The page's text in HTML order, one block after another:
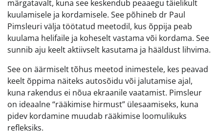
märgatavalt, kuna see keskendub peaaegu täielikult
kuulamisele ja kordamisele. See põhineb dr Paul
Pimsleuri välja töötatud meetodil, kus õppija peab
kuulama helifaile ja koheselt vastama või kordama. See
sunnib aju keelt aktiivselt kasutama ja hääldust lihvima.
See on äärmiselt tõhus meetod inimestele, kes peavad
keelt õppima näiteks autosõidu või jalutamise ajal,
kuna rakendus ei nõua ekraanile vaatamist. Pimsleur
on ideaalne “rääkimise hirmust” ülesaamiseks, kuna
pidev kordamine muudab rääkimise loomulikuks
refleksiks.